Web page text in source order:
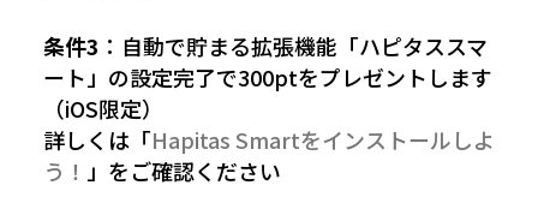
条件3 ：自動で貯まる拡張機能「ハピタススマ
ート」の設定完了で300ptをプレゼントします
（iOS限定）
詳しくは「Hapitas Smartをインストールしよ
う！ 」をご確認ください